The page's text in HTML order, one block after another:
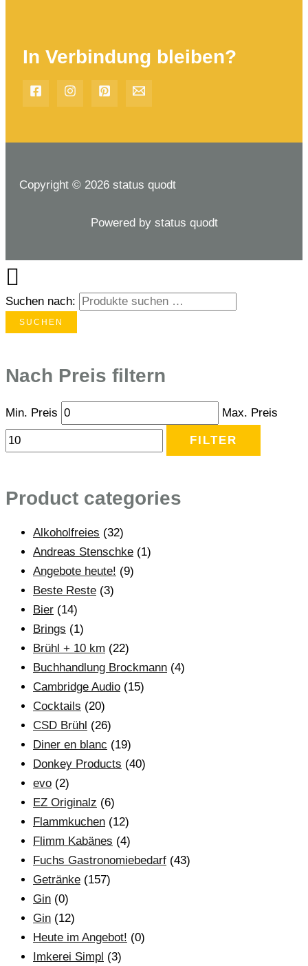
In Verbindung bleiben?
Copyright © 2026 status quodt
Powered by status quodt
Suchen nach:
SUCHEN
Nach Preis filtern
Min. Preis Max. Preis
FILTER
Product categories
Alkoholfreies (32)
Andreas Stenschke (1)
Angebote heute! (9)
Beste Reste (3)
Bier (14)
Brings (1)
Brühl + 10 km (22)
Buchhandlung Brockmann (4)
Cambridge Audio (15)
Cocktails (20)
CSD Brühl (26)
Diner en blanc (19)
Donkey Products (40)
evo (2)
EZ Originalz (6)
Flammkuchen (12)
Flimm Kabänes (4)
Fuchs Gastronomiebedarf (43)
Getränke (157)
Gin (0)
Gin (12)
Heute im Angebot! (0)
Imkerei Simpl (3)